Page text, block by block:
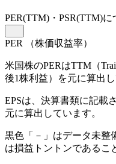
PER(TTM) ・PSR(TTM)に
PER （株価収益率）
米国株のPERはTTM（
後1株利益）を元に算出し
EPSは、決算書類に記載
元に算出しています。
黒色「－」はデータ未整
は損益トントンであるこ